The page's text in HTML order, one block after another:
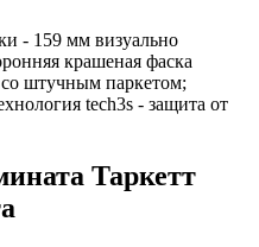
- 159 мм визуально
крашеная фаска
со штучным паркетом;
tech3s - защита от
Таркетт